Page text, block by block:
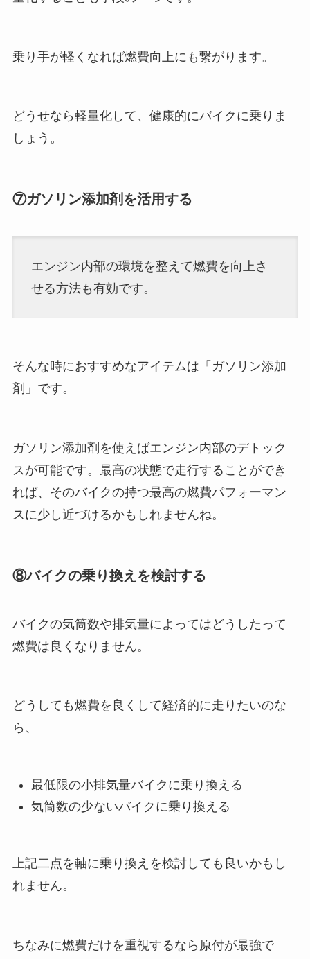
乗り手が軽くなれば燃費向上にも繋がります。
どうせなら軽量化して、健康的にバイクに乗りま
しょう。
⑦ガソリン添加剤を活用する
エンジン内部の環境を整えて燃費を向上さ
せる方法も有効です。
そんな時におすすめなアイテムは「ガソリン添加
剤」です。
ガソリン添加剤を使えばエンジン内部のデトック
スが可能です。最高の状態で走行することができ
れば、そのバイクの持つ最高の燃費パフォーマン
スに少し近づけるかもしれませんね。
⑧バイクの乗り換えを検討する
バイクの気筒数や排気量によってはどうしたって
燃費は良くなりません。
どうしても燃費を良くして経済的に走りたいのな
ら、
最低限の小排気量バイクに乗り換える
気筒数の少ないバイクに乗り換える
上記二点を軸に乗り換えを検討しても良いかもし
れません。
ちなみに燃費だけを重視するなら原付が最強で